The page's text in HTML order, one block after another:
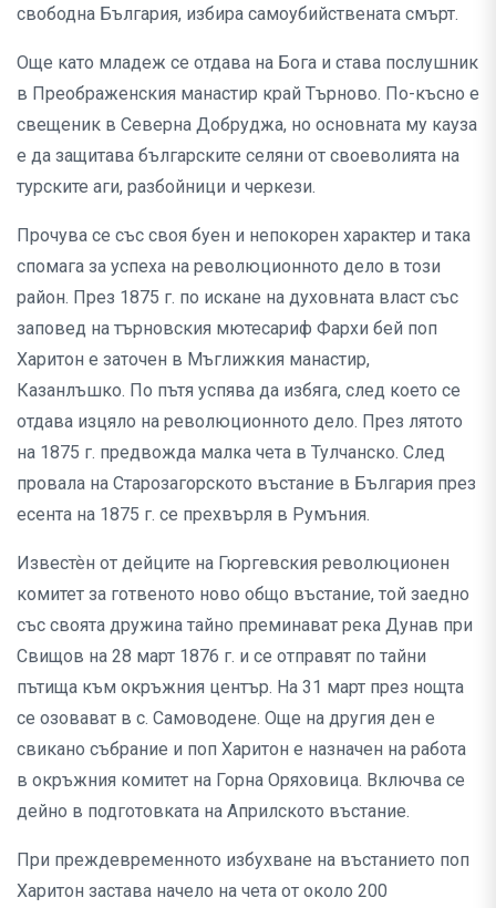
свободна България, избира самоубийствената смърт.
Още като младеж се отдава на Бога и става послушник
в Преображенския манастир край Търново. По-късно е
свещеник в Северна Добруджа, но основната му кауза
е да защитава българските селяни от своеволията на
турските аги, разбойници и черкези.
Прочува се със своя буен и непокорен характер и така
спомага за успеха на революционното дело в този
район. През 1875 г. по искане на духовната власт със
заповед на търновския мютесариф Фархи бей поп
Харитон е заточен в Мъглижкия манастир,
Казанлъшко. По пътя успява да избяга, след което се
отдава изцяло на революционното дело. През лятото
на 1875 г. предвожда малка чета в Тулчанско. След
провала на Старозагорското въстание в България през
есента на 1875 г. се прехвърля в Румъния.
Известѐн от дейците на Гюргевския революционен
комитет за готвеното ново общо въстание, той заедно
със своята дружина тайно преминават река Дунав при
Свищов на 28 март 1876 г. и се отправят по тайни
пътища към окръжния център. На 31 март през нощта
се озовават в с. Самоводене. Още на другия ден е
свикано събрание и поп Харитон е назначен на работа
в окръжния комитет на Горна Оряховица. Включва се
дейно в подготовката на Априлското въстание.
При преждевременното избухване на въстанието поп
Харитон застава начело на чета от около 200